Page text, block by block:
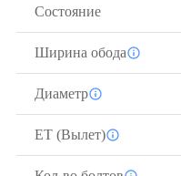
Состояние
Ширина обода
Диаметр
ЕТ (Вылет)